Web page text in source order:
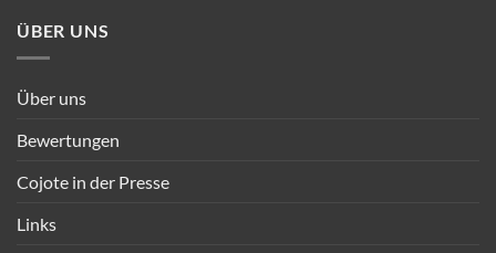
ÜBER UNS
Über uns
Bewertungen
Cojote in der Presse
Links